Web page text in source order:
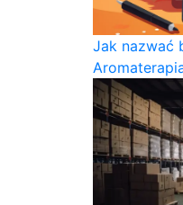
Jak nazwać